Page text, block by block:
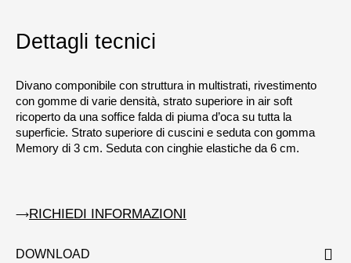
Dettagli tecnici
Divano componibile con struttura in multistrati, rivestimento
con gomme di varie densità, strato superiore in air soft
ricoperto da una soffice falda di piuma d’oca su tutta la
superficie. Strato superiore di cuscini e seduta con gomma
Memory di 3 cm. Seduta con cinghie elastiche da 6 cm.
RICHIEDI INFORMAZIONI
DOWNLOAD